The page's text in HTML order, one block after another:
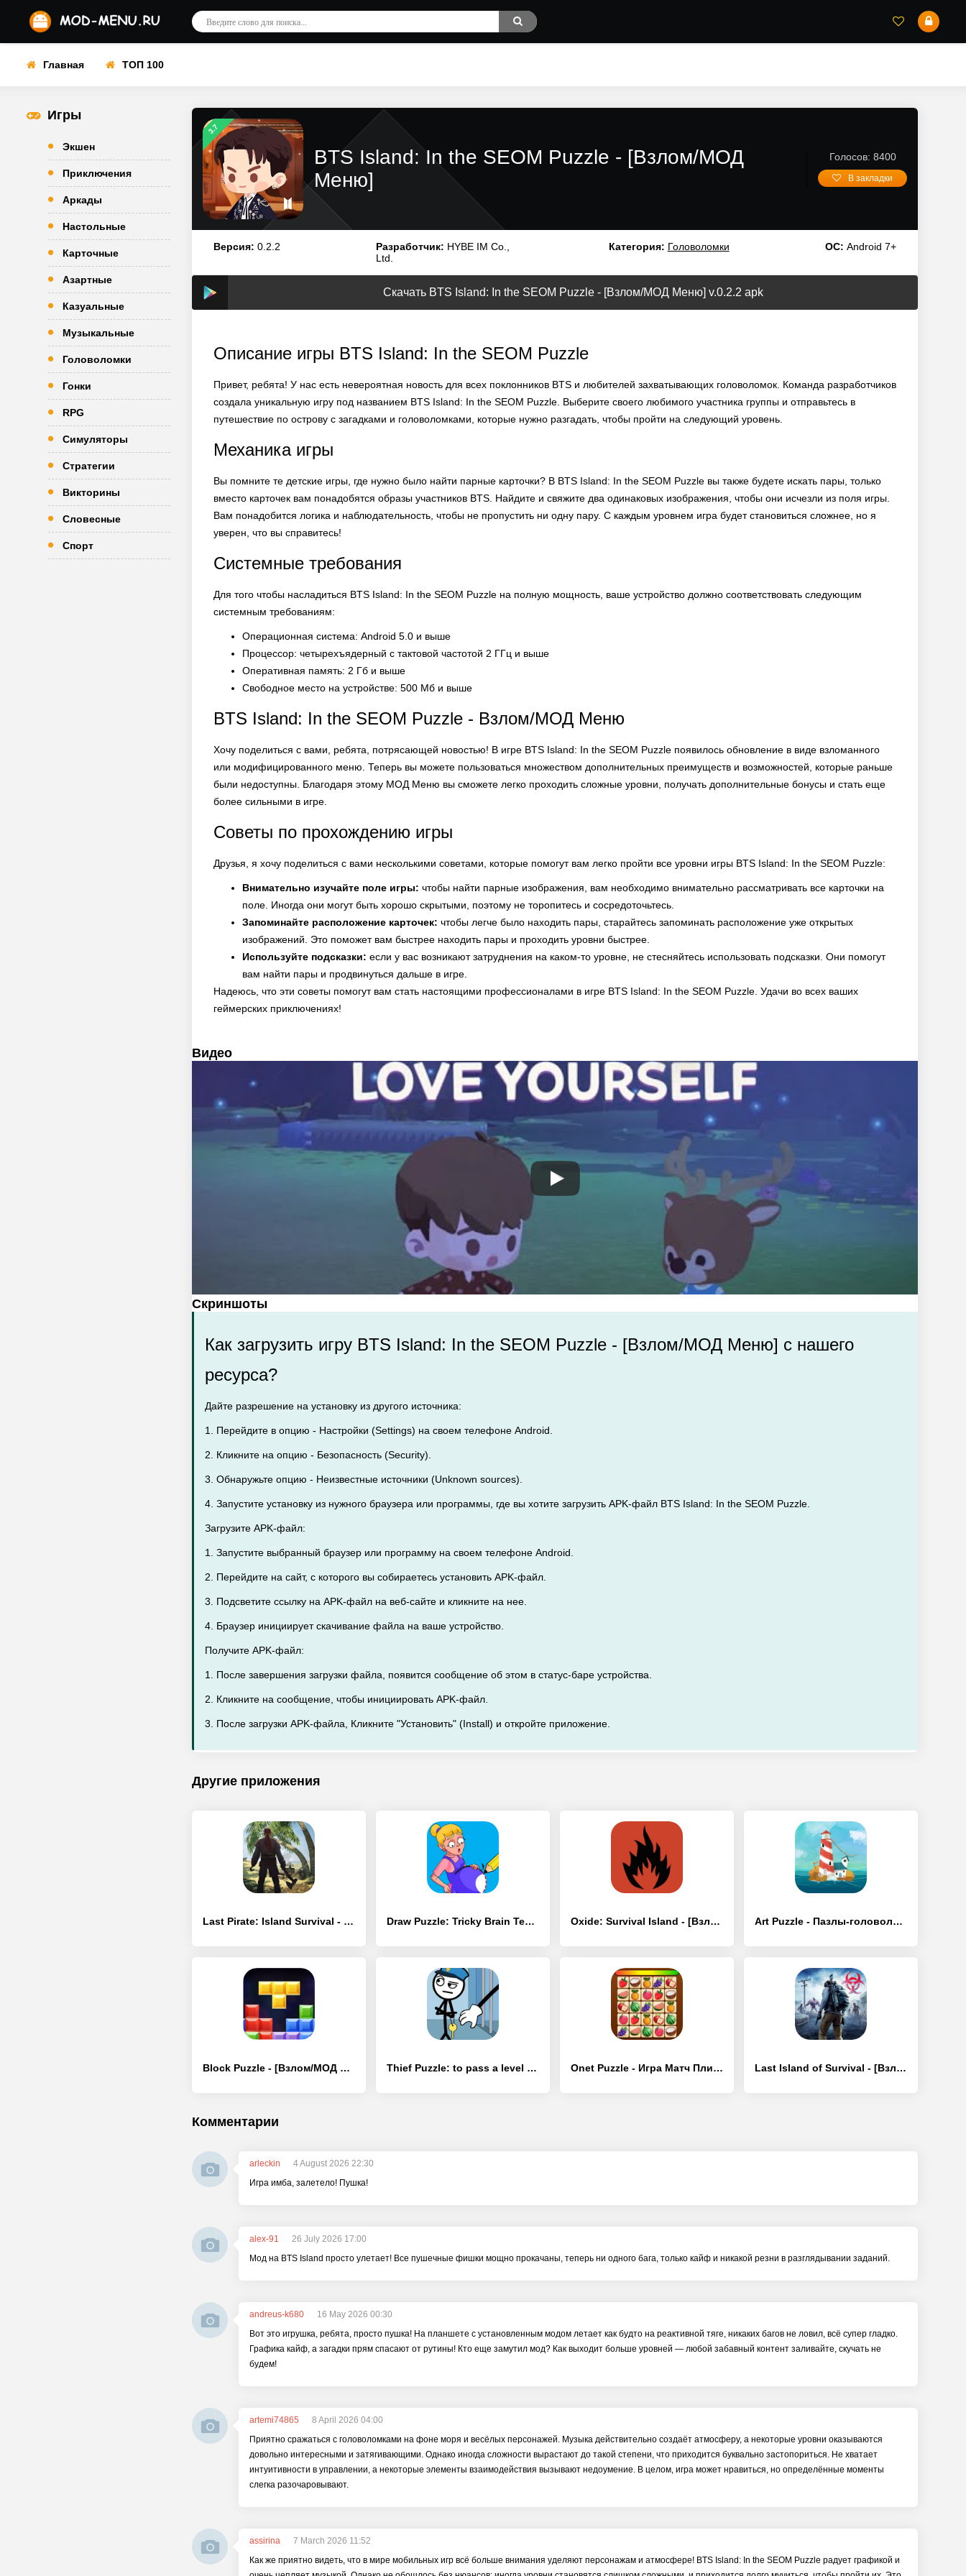
Главная ТОП 100
Игры
Экшен
Приключения
Аркады
Настольные
Карточные
Азартные
Казуальные
Музыкальные
Головоломки
Гонки
RPG
Симуляторы
Стратегии
Викторины
Словесные
Спорт
3.7
BTS Island: In the SEOM Puzzle - [Взлом/МОД
Меню]
Голосов: 8400
В закладки
Версия: 0.2.2 Разработчик: HYBE IM Co.,
Ltd.
Категория: Головоломки ОС: Android 7+
Скачать BTS Island: In the SEOM Puzzle - [Взлом/МОД Меню] v.0.2.2 apk
Описание игры BTS Island: In the SEOM Puzzle
Привет, ребята! У нас есть невероятная новость для всех поклонников BTS и любителей захватывающих головоломок. Команда разработчиков
создала уникальную игру под названием BTS Island: In the SEOM Puzzle. Выберите своего любимого участника группы и отправьтесь в
путешествие по острову с загадками и головоломками, которые нужно разгадать, чтобы пройти на следующий уровень.
Механика игры
Вы помните те детские игры, где нужно было найти парные карточки? В BTS Island: In the SEOM Puzzle вы также будете искать пары, только
вместо карточек вам понадобятся образы участников BTS. Найдите и свяжите два одинаковых изображения, чтобы они исчезли из поля игры.
Вам понадобится логика и наблюдательность, чтобы не пропустить ни одну пару. С каждым уровнем игра будет становиться сложнее, но я
уверен, что вы справитесь!
Системные требования
Для того чтобы насладиться BTS Island: In the SEOM Puzzle на полную мощность, ваше устройство должно соответствовать следующим
системным требованиям:
Операционная система: Android 5.0 и выше
Процессор: четырехъядерный с тактовой частотой 2 ГГц и выше
Оперативная память: 2 Гб и выше
Свободное место на устройстве: 500 Мб и выше
BTS Island: In the SEOM Puzzle - Взлом/МОД Меню
Хочу поделиться с вами, ребята, потрясающей новостью! В игре BTS Island: In the SEOM Puzzle появилось обновление в виде взломанного
или модифицированного меню. Теперь вы можете пользоваться множеством дополнительных преимуществ и возможностей, которые раньше
были недоступны. Благодаря этому МОД Меню вы сможете легко проходить сложные уровни, получать дополнительные бонусы и стать еще
более сильными в игре.
Советы по прохождению игры
Друзья, я хочу поделиться с вами несколькими советами, которые помогут вам легко пройти все уровни игры BTS Island: In the SEOM Puzzle:
Внимательно изучайте поле игры: чтобы найти парные изображения, вам необходимо внимательно рассматривать все карточки на
поле. Иногда они могут быть хорошо скрытыми, поэтому не торопитесь и сосредоточьтесь.
Запоминайте расположение карточек: чтобы легче было находить пары, старайтесь запоминать расположение уже открытых
изображений. Это поможет вам быстрее находить пары и проходить уровни быстрее.
Используйте подсказки: если у вас возникают затруднения на каком-то уровне, не стесняйтесь использовать подсказки. Они помогут
вам найти пары и продвинуться дальше в игре.
Надеюсь, что эти советы помогут вам стать настоящими профессионалами в игре BTS Island: In the SEOM Puzzle. Удачи во всех ваших
геймерских приключениях!
Видео
Скриншоты
Как загрузить игру BTS Island: In the SEOM Puzzle - [Взлом/МОД Меню] с нашего
ресурса?
Дайте разрешение на установку из другого источника:
1. Перейдите в опцию - Настройки (Settings) на своем телефоне Android.
2. Кликните на опцию - Безопасность (Security).
3. Обнаружьте опцию - Неизвестные источники (Unknown sources).
4. Запустите установку из нужного браузера или программы, где вы хотите загрузить APK-файл BTS Island: In the SEOM Puzzle.
Загрузите APK-файл:
1. Запустите выбранный браузер или программу на своем телефоне Android.
2. Перейдите на сайт, с которого вы собираетесь установить APK-файл.
3. Подсветите ссылку на APK-файл на веб-сайте и кликните на нее.
4. Браузер инициирует скачивание файла на ваше устройство.
Получите APK-файл:
1. После завершения загрузки файла, появится сообщение об этом в статус-баре устройства.
2. Кликните на сообщение, чтобы инициировать APK-файл.
3. После загрузки APK-файла, Кликните "Установить" (Install) и откройте приложение.
Другие приложения
Last Pirate: Island Survival - [Взлом/МОД Меню] Draw Puzzle: Tricky Brain Test - [Взлом/МОД Бесконечные деньги] Oxide: Survival Island - [Взлом/МОД Много денег] Art Puzzle - Пазлы-головоломки - [Взлом/МОД Все открыто]
Block Puzzle - [Взлом/МОД Бесконечные деньги] Thief Puzzle: to pass a level - [Взлом/МОД Unlocked] Onet Puzzle - Игра Матч Плитки - [Взлом/МОД Бесконечные деньги] Last Island of Survival - [Взлом/МОД Меню]
Комментарии
arleckin
4 August 2026 22:30
Игра имба, залетело! Пушка!
alex-91
26 July 2026 17:00
Мод на BTS Island просто улетает! Все пушечные фишки мощно прокачаны, теперь ни одного бага, только кайф и никакой резни в разглядывании заданий.
andreus-k680
16 May 2026 00:30
Вот это игрушка, ребята, просто пушка! На планшете с установленным модом летает как будто на реактивной тяге, никаких багов не ловил, всё супер гладко.
Графика кайф, а загадки прям спасают от рутины! Кто еще замутил мод? Как выходит больше уровней — любой забавный контент заливайте, скучать не
будем!
artemi74865
8 April 2026 04:00
Приятно сражаться с головоломками на фоне моря и весёлых персонажей. Музыка действительно создаёт атмосферу, а некоторые уровни оказываются
довольно интересными и затягивающими. Однако иногда сложности вырастают до такой степени, что приходится буквально застопориться. Не хватает
интуитивности в управлении, а некоторые элементы взаимодействия вызывают недоумение. В целом, игра может нравиться, но определённые моменты
слегка разочаровывают.
assirina
7 March 2026 11:52
Как же приятно видеть, что в мире мобильных игр всё больше внимания уделяют персонажам и атмосфере! BTS Island: In the SEOM Puzzle радует графикой и